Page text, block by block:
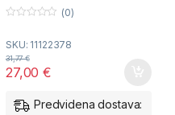
u
t
f
(0)
SKU: 11122378
27,00€
31,77€
Predvidena dostava: